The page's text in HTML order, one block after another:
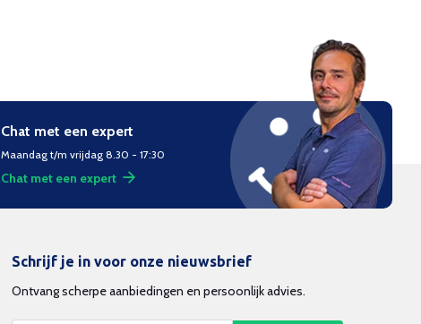
Chat met een expert
Maandag t/m vrijdag 8.30 - 17:30
Chat met een expert
Schrijf je in voor onze nieuwsbrief
Ontvang scherpe aanbiedingen en persoonlijk advies.